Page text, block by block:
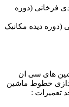
فرخانی (دوره
دیده مکانیک
های سی ان
راه اندازی خطوط ماشین
همراه واحد تعمیرات :